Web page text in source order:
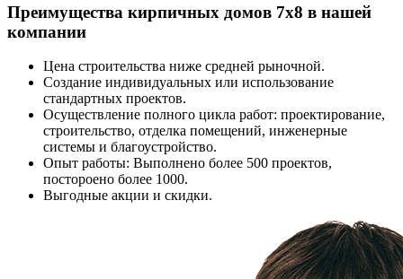
Преимущества кирпичных домов 7х8 в нашей
компании
Цена строительства ниже средней рыночной.
Создание индивидуальных или использование
стандартных проектов.
Осуществление полного цикла работ: проектирование,
строительство, отделка помещений, инженерные
системы и благоустройство.
Опыт работы: Выполнено более 500 проектов,
постороено более 1000.
Выгодные акции и скидки.